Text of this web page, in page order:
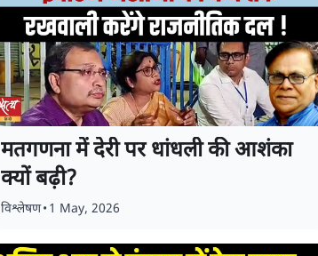
मतगणना में देरी पर धांधली की आशंका
क्यों बढ़ी?
विश्लेषण• 1 May, 2026